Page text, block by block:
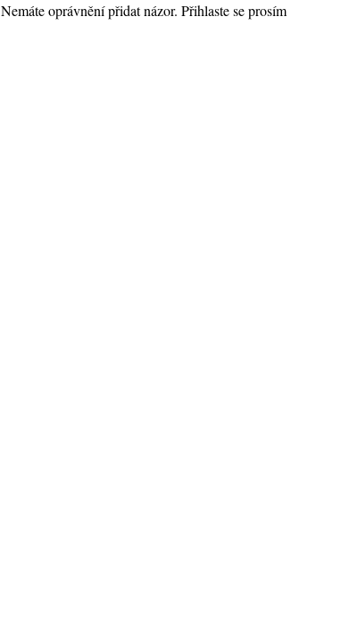
Nemáte oprávnění přidat názor. Přihlaste se prosím